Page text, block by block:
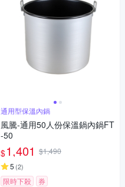
通用型保溫內鍋
風騰-通用50人份保溫鍋內鍋FT
-50
$1,401 $1,490
5 (2)
限時下殺 券